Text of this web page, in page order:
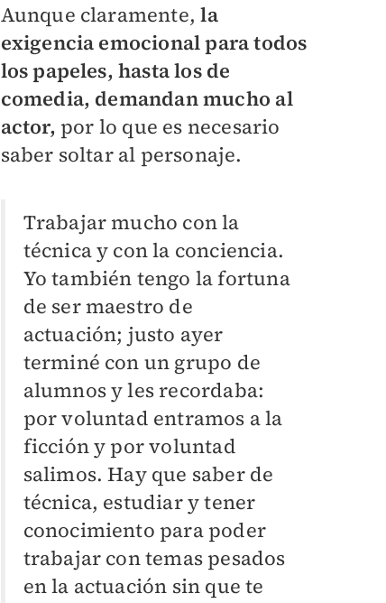
Aunque claramente,la
exigencia emocional para todos
los papeles, hasta los de
comedia, demandan mucho al
actor, por lo que es necesario
saber soltar al personaje.
Trabajar mucho con la
técnica y con la conciencia.
Yo también tengo la fortuna
de ser maestro de
actuación; justo ayer
terminé con un grupo de
alumnos y les recordaba:
por voluntad entramos a la
ficción y por voluntad
salimos. Hay que saber de
técnica, estudiar y tener
conocimiento para poder
trabajar con temas pesados
en la actuación sin que te